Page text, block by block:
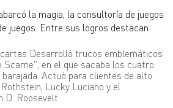
la magia, la consultoría de juegos
juegos. Entre sus logros destacan:
Desarrolló trucos emblemáticos
Scarne", en el que sacaba los cuatro
barajada. Actuó para clientes de alto
Lucky Luciano y el
D. Roosevelt.